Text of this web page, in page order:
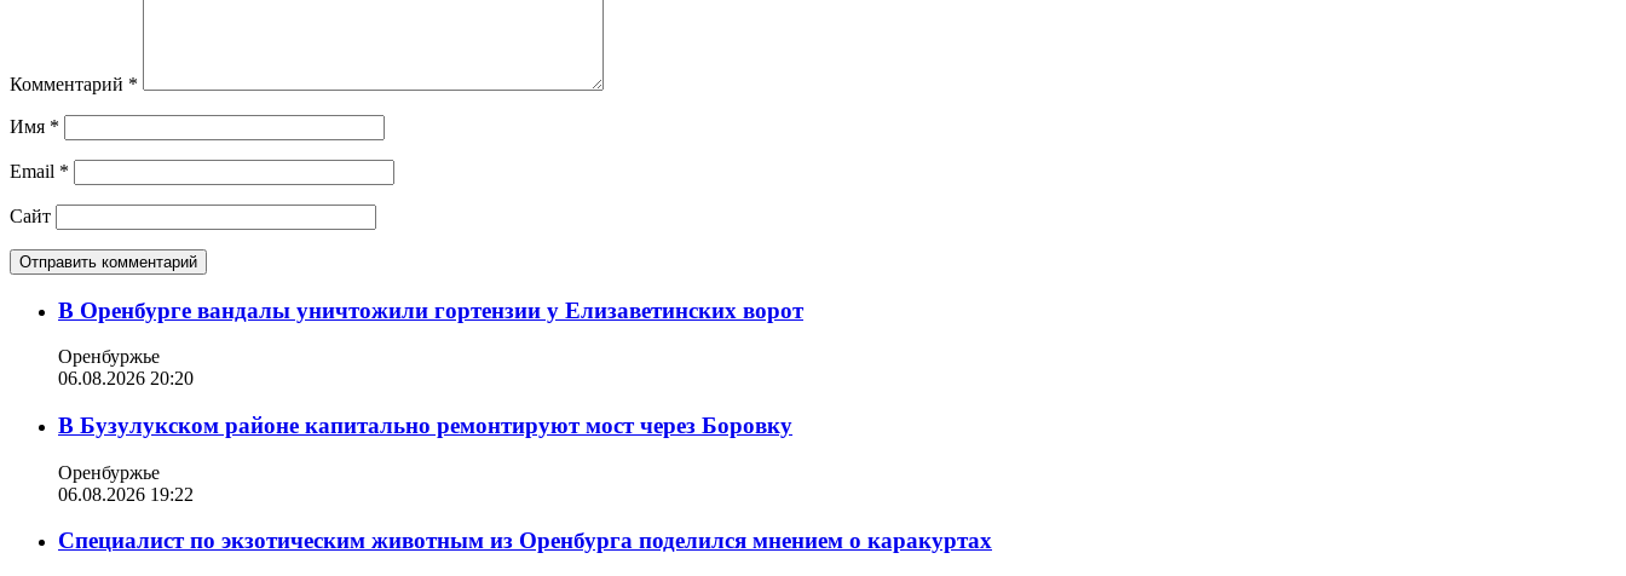
Комментарий *
Имя *
Email *
Сайт
В Оренбурге вандалы уничтожили гортензии у Елизаветинских ворот
Оренбуржье
06.08.2026 20:20
В Бузулукском районе капитально ремонтируют мост через Боровку
Оренбуржье
06.08.2026 19:22
Специалист по экзотическим животным из Оренбурга поделился мнением о каракуртах